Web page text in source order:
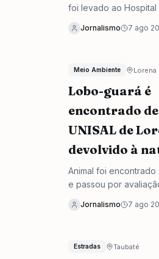
foi levado ao Hospital
passageira, de 82,
atendimento.
Jornalismo 7 ago
Meio Ambiente Lorena
Lobo-guará é
encontrado
UNISAL de
devolvido à
Animal foi encontrado
e passou por
solto em uma área
Jornalismo 7 ago
Estradas Taubaté